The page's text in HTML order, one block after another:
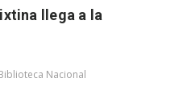
llega a la
Nacional